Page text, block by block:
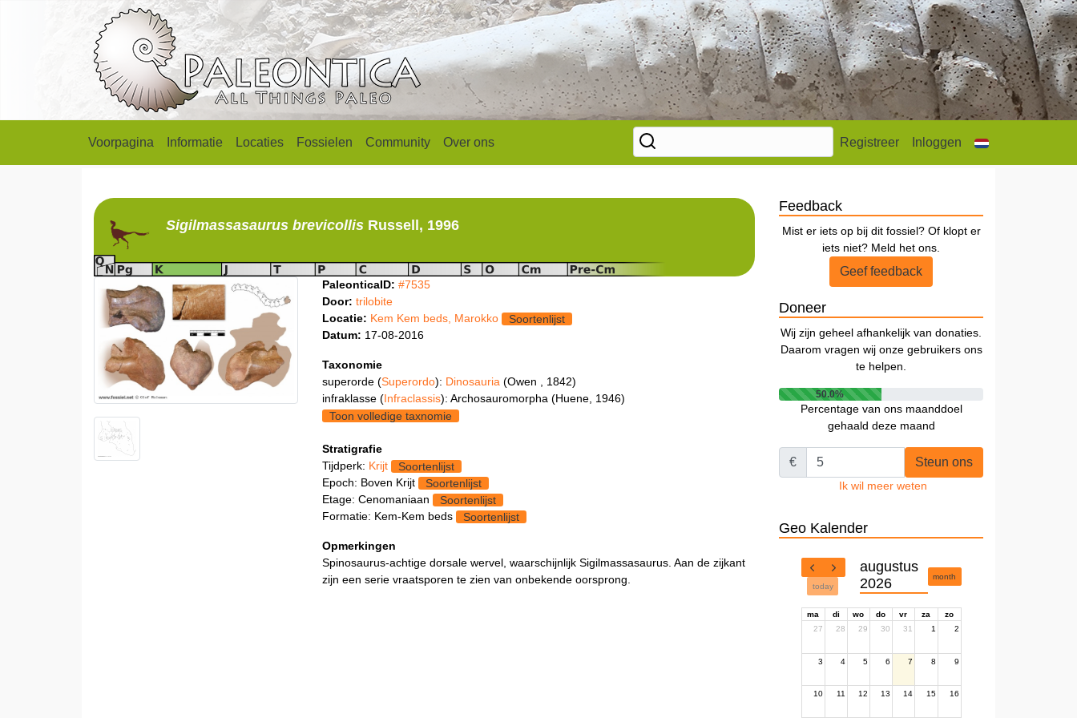
Voorpagina Informatie Locaties Fossielen Community Over ons Registreer Inloggen
Sigilmassasaurusbrevicollis Russell, 1996
PaleonticaID: #7535
Door: trilobite
Locatie: Kem Kem beds, Marokko
Soortenlijst
Datum: 17-08-2016
Taxonomie
superorde (Superordo): Dinosauria (Owen , 1842)
infraklasse (Infraclassis): Archosauromorpha (Huene, 1946)
Toon volledige taxnomie
Stratigrafie
Tijdperk: Krijt
Soortenlijst
Epoch: Boven Krijt
Soortenlijst
Etage: Cenomaniaan
Soortenlijst
Formatie: Kem-Kem beds
Soortenlijst
Opmerkingen
Spinosaurus-achtige dorsale wervel, waarschijnlijk Sigilmassasaurus. Aan de zijkant
zijn een serie vraatsporen te zien van onbekende oorsprong.
Feedback
Mist er iets op bij dit fossiel? Of klopt er
iets niet? Meld het ons.
Geef feedback
Doneer
Wij zijn geheel afhankelijk van donaties.
Daarom vragen wij onze gebruikers ons
te helpen.
50.0%
Percentage van ons maanddoel
gehaald deze maand
€ Steun ons
Ik wil meer weten
Geo Kalender
today
augustus
2026
month
ma di wo do vr za
zo
27
28 29 30 31 1 2
3 4 5 6 7 8 9
10 11 12 13 14 15 16